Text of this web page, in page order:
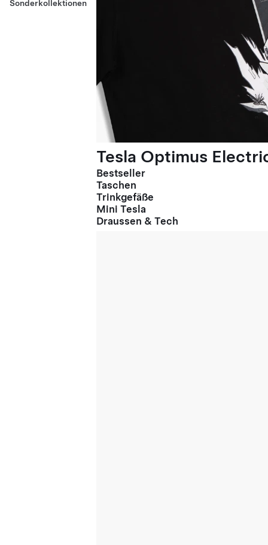
Sonderkollektionen
Tesla Optimus
Bestseller
Taschen
Trinkgefäße
Mini Tesla
Draussen & Tech